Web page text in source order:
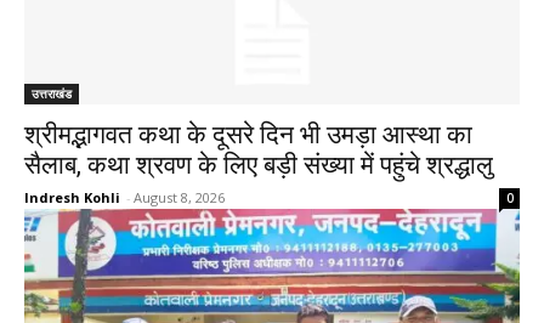
उत्तराखंड
श्रीमद्भागवत कथा के दूसरे दिन भी उमड़ा आस्था का
सैलाब, कथा श्रवण के लिए बड़ी संख्या में पहुंचे श्रद्धालु
Indresh Kohli - August 8, 2026 0